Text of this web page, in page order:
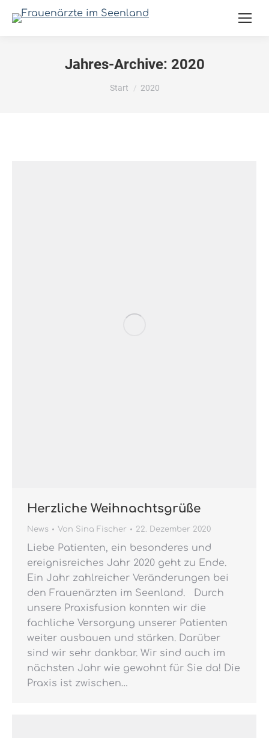
Jahres-Archive: 2020
Start 2020
Herzliche Weihnachtsgrüße
News Von Sina Fischer 22. Dezember 2020
Liebe Patienten, ein besonderes und
ereignisreiches Jahr 2020 geht zu Ende.
Ein Jahr zahlreicher Veränderungen bei
den Frauenärzten im Seenland. Durch
unsere Praxisfusion konnten wir die
fachliche Versorgung unserer Patienten
weiter ausbauen und stärken. Darüber
sind wir sehr dankbar. Wir sind auch im
nächsten Jahr wie gewohnt für Sie da! Die
Praxis ist zwischen…